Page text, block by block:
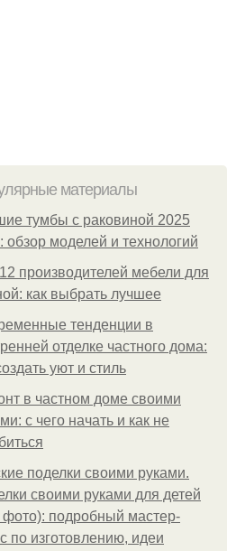
материалы
тумбы с раковиной 2025
обзор моделей и технологий
производителей мебели для
как выбрать лучшее
тенденции в
отделке частного дома:
уют и стиль
в частном доме своими
с чего начать и как не
поделки своими руками.
своими руками для детей
фото): подробный мастер-
по изготовлению, идеи